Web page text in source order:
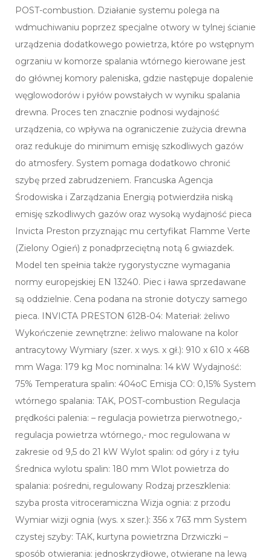
POST-combustion. Działanie systemu polega na
wdmuchiwaniu poprzez specjalne otwory w tylnej ścianie
urządzenia dodatkowego powietrza, które po wstępnym
ogrzaniu w komorze spalania wtórnego kierowane jest
do głównej komory paleniska, gdzie następuje dopalenie
węglowodorów i pyłów powstałych w wyniku spalania
drewna. Proces ten znacznie podnosi wydajność
urządzenia, co wpływa na ograniczenie zużycia drewna
oraz redukuje do minimum emisję szkodliwych gazów
do atmosfery. System pomaga dodatkowo chronić
szybę przed zabrudzeniem. Francuska Agencja
Środowiska i Zarządzania Energią potwierdziła niską
emisję szkodliwych gazów oraz wysoką wydajność pieca
Invicta Preston przyznając mu certyfikat Flamme Verte
(Zielony Ogień) z ponadprzeciętną notą 6 gwiazdek.
Model ten spełnia także rygorystyczne wymagania
normy europejskiej EN 13240. Piec i ława sprzedawane
są oddzielnie. Cena podana na stronie dotyczy samego
pieca. INVICTA PRESTON 6128-04: Materiał: żeliwo
Wykończenie zewnętrzne: żeliwo malowane na kolor
antracytowy Wymiary (szer. x wys. x gł.): 910 x 610 x 468
mm Waga: 179 kg Moc nominalna: 14 kW Wydajność:
75% Temperatura spalin: 404oC Emisja CO: 0,15% System
wtórnego spalania: TAK, POST-combustion Regulacja
prędkości palenia: – regulacja powietrza pierwotnego,-
regulacja powietrza wtórnego,- moc regulowana w
zakresie od 9,5 do 21 kW Wylot spalin: od góry i z tyłu
Średnica wylotu spalin: 180 mm Wlot powietrza do
spalania: pośredni, regulowany Rodzaj przeszklenia:
szyba prosta vitroceramiczna Wizja ognia: z przodu
Wymiar wizji ognia (wys. x szer.): 356 x 763 mm System
czystej szyby: TAK, kurtyna powietrzna Drzwiczki –
sposób otwierania: jednoskrzydłowe, otwierane na lewą